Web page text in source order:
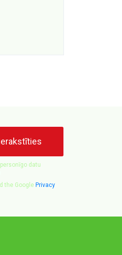
datu
the Google Privacy